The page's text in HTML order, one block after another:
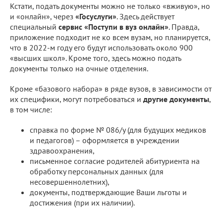
Кстати, подать документы можно не только «вживую», но
и «онлайн», через «Госуслуги». Здесь действует
специальный сервис «Поступи в вуз онлайн». Правда,
приложение подходит не ко всем вузам, но планируется,
что в 2022-м году его будут использовать около 900
«высших школ». Кроме того, здесь можно подать
документы только на очные отделения.
Кроме «базового набора» в ряде вузов, в зависимости от
их специфики, могут потребоваться и другие документы,
в том числе:
справка по форме № 086/у (для будущих медиков
и педагогов) – оформляется в учреждении
здравоохранения,
письменное согласие родителей абитуриента на
обработку персональных данных (для
несовершеннолетних),
документы, подтверждающие Ваши льготы и
достижения (при их наличии).